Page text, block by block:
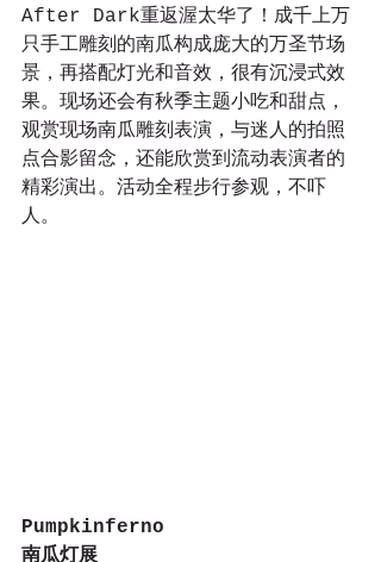
After Dark重返渥太华了！成千上万
只手工雕刻的南瓜构成庞大的万圣节场
景，再搭配灯光和音效，很有沉浸式效
果。现场还会有秋季主题小吃和甜点，
观赏现场南瓜雕刻表演，与迷人的拍照
点合影留念，还能欣赏到流动表演者的
精彩演出。活动全程步行参观，不吓
人。
Pumpkinferno
南瓜灯展